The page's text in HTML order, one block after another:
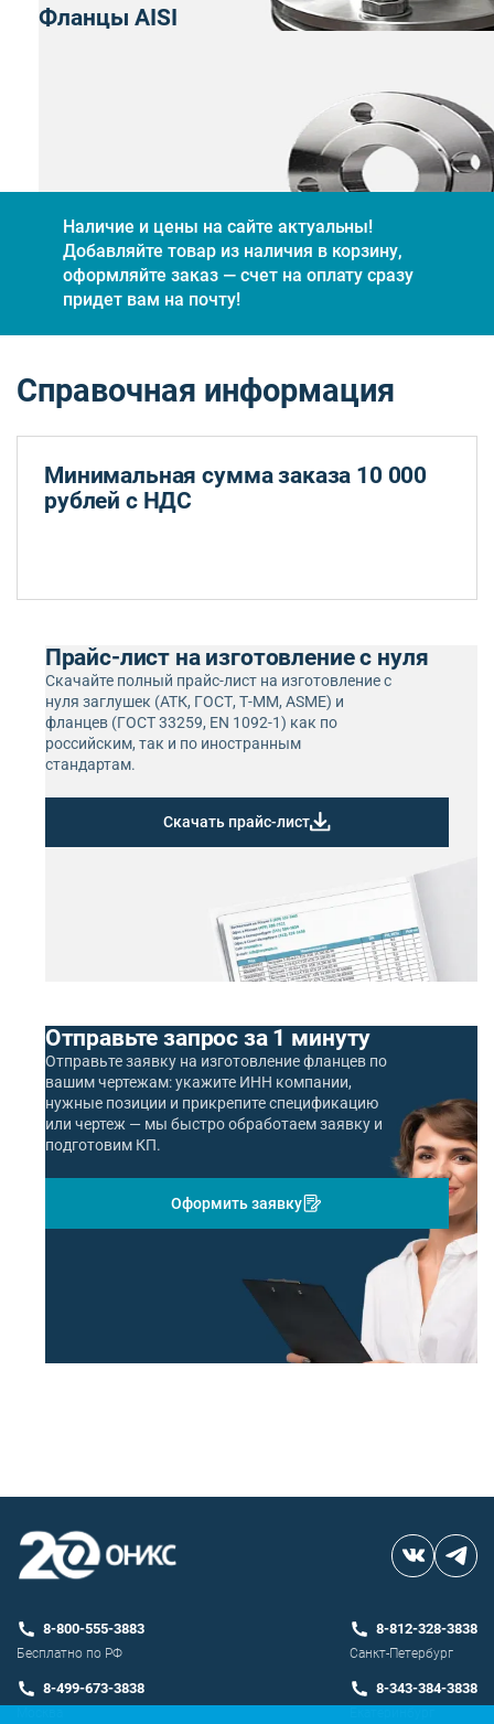
Фланцы AISI
Наличие и цены на сайте актуальны!
Добавляйте товар из наличия в корзину,
оформляйте заказ — счет на оплату сразу
придет вам на почту!
Справочная информация
Минимальная сумма заказа 10 000
рублей с НДС
Прайс-лист на изготовление с нуля
Скачайте полный прайс-лист на изготовление с
нуля заглушек (АТК, ГОСТ, Т-ММ, ASME) и
фланцев (ГОСТ 33259, EN 1092-1) как по
российским, так и по иностранным
стандартам.
Скачать прайс-лист
Отправьте запрос за 1 минуту
Отправьте заявку на изготовление фланцев по
вашим чертежам: укажите ИНН компании,
нужные позиции и прикрепите спецификацию
или чертеж — мы быстро обработаем заявку и
подготовим КП.
Оформить заявку
8-800-555-3883
Бесплатно по РФ
8-812-328-3838
Санкт-Петербург
8-499-673-3838 8-343-384-3838